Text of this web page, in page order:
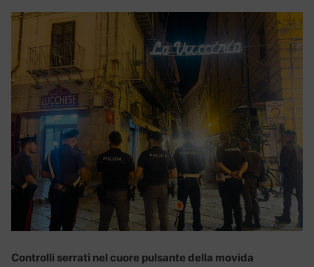
Controlli serrati nel cuore pulsante della movida